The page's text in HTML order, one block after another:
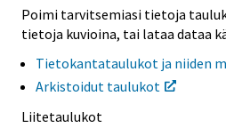
Poimi tarvitsemiasi tietoja
tietoja kuvioina, tai lataa dataa
Tietokantataulukot ja niiden
Arkistoidut taulukot
Liitetaulukot